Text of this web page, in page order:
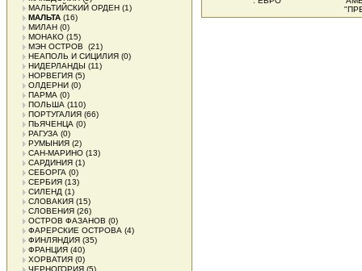
МАЛЬТИЙСКИЙ ОРДЕН (1)
МАЛЬТА (16)
МИЛАН (0)
МОНАКО (15)
МЭН ОСТРОВ
(21)
НЕАПОЛЬ И СИЦИЛИЯ (0)
НИДЕРЛАНДЫ (11)
НОРВЕГИЯ (5)
ОЛДЕРНИ (0)
ПАРМА (0)
ПОЛЬША (110)
ПОРТУГАЛИЯ (66)
ПЬЯЧЕНЦА (0)
РАГУЗА (0)
РУМЫНИЯ (2)
САН-МАРИНО (13)
САРДИНИЯ (1)
СЕБОРГА (0)
СЕРБИЯ (13)
СИЛЕНД (1)
СЛОВАКИЯ (15)
СЛОВЕНИЯ (26)
ОСТРОВ ФАЗАНОВ (0)
ФАРЕРСКИЕ ОСТРОВА (4)
ФИНЛЯНДИЯ (35)
ФРАНЦИЯ (40)
ХОРВАТИЯ (0)
ЧЕРНОГОРИЯ (5)